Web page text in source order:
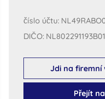
číslo účtu:
DIČO: NL802291193B01
Jdi na firemní
Přejít